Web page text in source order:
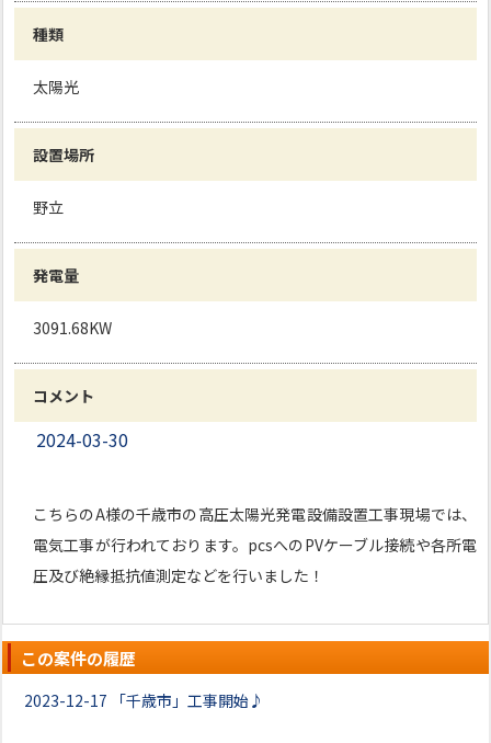
種類
太陽光
設置場所
野立
発電量
3091.68KW
コメント
2024-03-30
こちらのA様の千歳市の高圧太陽光発電設備設置工事現場では、
電気工事が行われております。pcsへのPVケーブル接続や各所電
圧及び絶縁抵抗値測定などを行いました！
この案件の履歴
2023-12-17 「千歳市」工事開始♪